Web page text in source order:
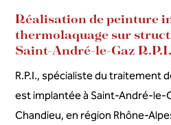
Réalisation de peinture
thermolaquage sur
Saint-André-le-Gaz
R.P.I., spécialiste du traitement
est implantée à Saint-André-
Chandieu, en région Rhône-